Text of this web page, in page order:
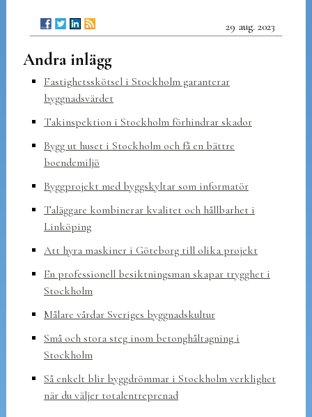
29 aug. 2023
Andra inlägg
Fastighetsskötsel i Stockholm garanterar
byggnadsvärdet
Takinspektion i Stockholm förhindrar skador
Bygg ut huset i Stockholm och få en bättre
boendemiljö
Byggprojekt med byggskyltar som informatör
Taläggare kombinerar kvalitet och hållbarhet i
Linköping
Att hyra maskiner i Göteborg till olika projekt
En professionell besiktningsman skapar trygghet i
Stockholm
Målare vårdar Sveriges byggnadskultur
Små och stora steg inom betonghåltagning i
Stockholm
Så enkelt blir byggdrömmar i Stockholm verklighet
när du väljer totalentreprenad